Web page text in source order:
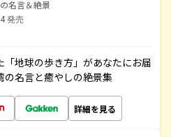
名言＆絶景
発売
地球の歩き方」があなたにお届
の名言と癒やしの絶景集
詳細を見る